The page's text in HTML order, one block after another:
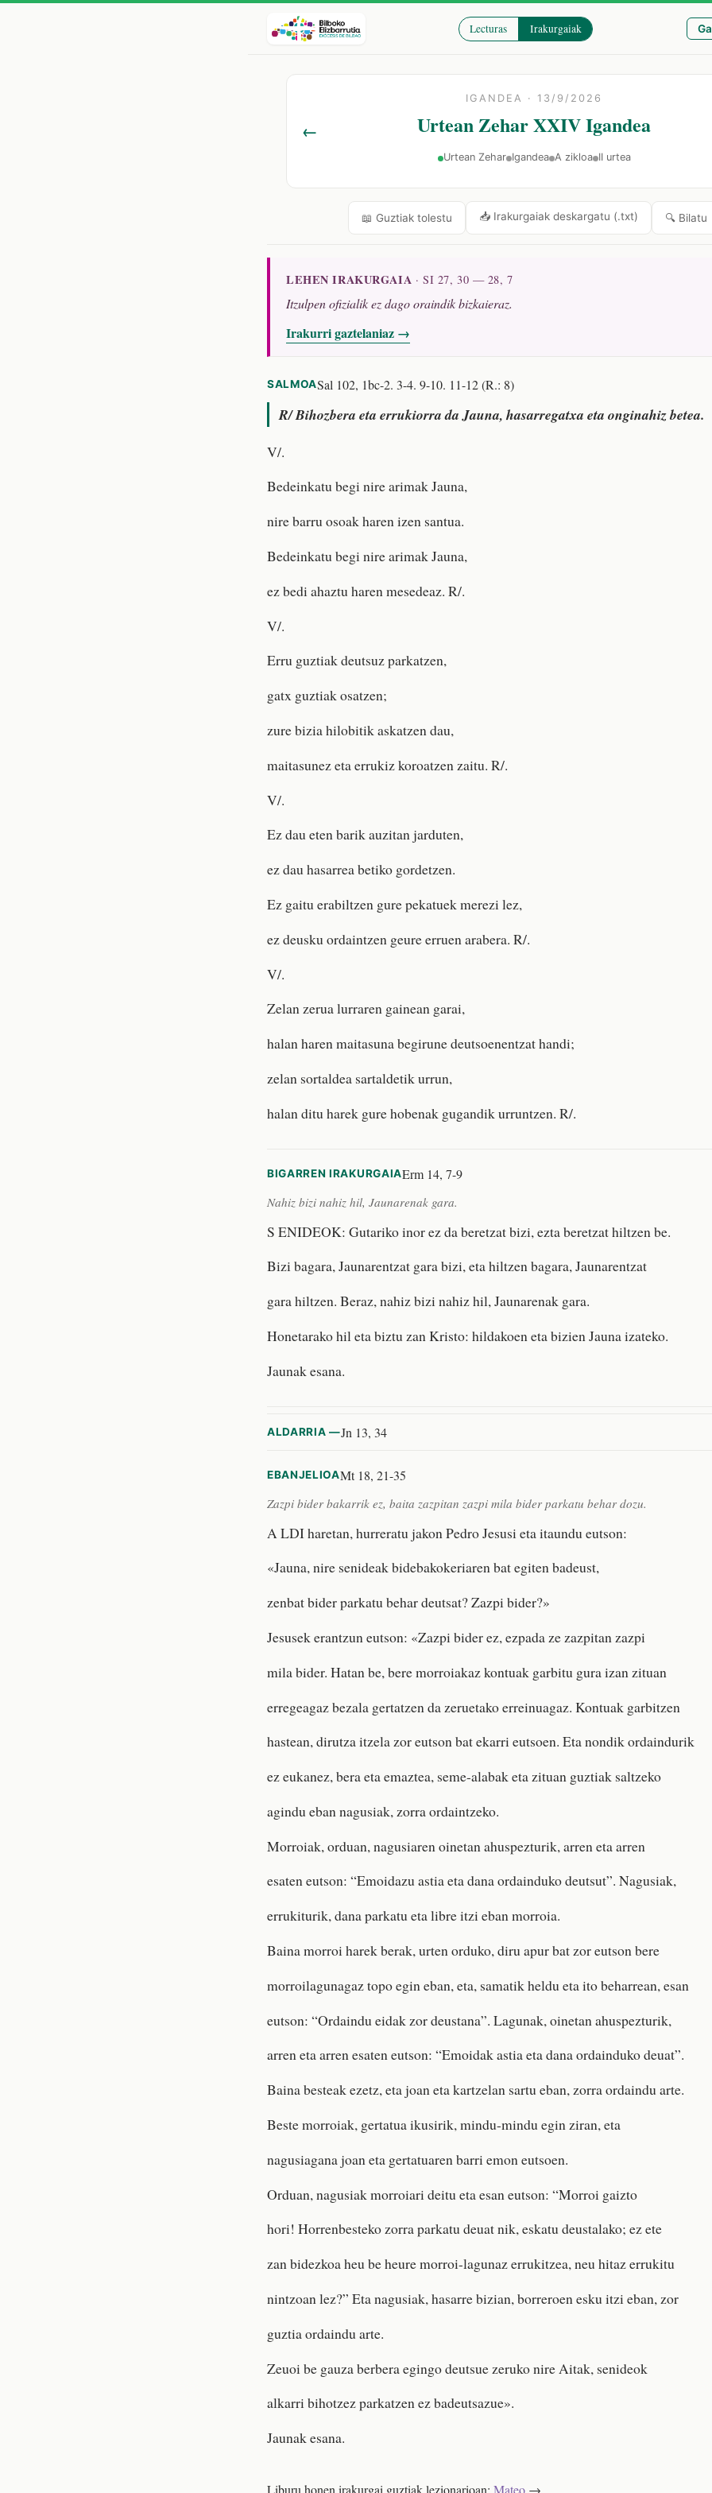
Lecturas Irakurgaiak
←
IGANDEA · 13/9/2026
Urtean Zehar XXIV Igandea
Urtean Zehar Igandea A zikloa II urtea
📖 Guztiak tolestu 📥 Irakurgaiak deskargatu (.txt) 🔍 Bilatu
LEHEN IRAKURGAIA · SI 27, 30 — 28, 7
Itzulpen ofizialik ez dago oraindik bizkaieraz.
Irakurri gaztelaniaz →
SALMOASal 102, 1bc-2. 3-4. 9-10. 11-12 (R.: 8)
R/Bihozbera eta errukiorra da Jauna, hasarregatxa eta onginahiz betea.
V/.
Bedeinkatu begi nire arimak Jauna,
nire barru osoak haren izen santua.
Bedeinkatu begi nire arimak Jauna,
ez bedi ahaztu haren mesedeaz. R/.
V/.
Erru guztiak deutsuz parkatzen,
gatx guztiak osatzen;
zure bizia hilobitik askatzen dau,
maitasunez eta errukiz koroatzen zaitu. R/.
V/.
Ez dau eten barik auzitan jarduten,
ez dau hasarrea betiko gordetzen.
Ez gaitu erabiltzen gure pekatuek merezi lez,
ez deusku ordaintzen geure erruen arabera. R/.
V/.
Zelan zerua lurraren gainean garai,
halan haren maitasuna begirune deutsoenentzat handi;
zelan sortaldea sartaldetik urrun,
halan ditu harek gure hobenak gugandik urruntzen. R/.
BIGARREN IRAKURGAIAErm 14, 7-9
Nahiz bizi nahiz hil, Jaunarenak gara.
S ENIDEOK: Gutariko inor ez da beretzat bizi, ezta beretzat hiltzen be.
Bizi bagara, Jaunarentzat gara bizi, eta hiltzen bagara, Jaunarentzat
gara hiltzen. Beraz, nahiz bizi nahiz hil, Jaunarenak gara.
Honetarako hil eta biztu zan Kristo: hildakoen eta bizien Jauna izateko.
Jaunak esana.
ALDARRIA —Jn 13, 34
EBANJELIOAMt 18, 21-35
Zazpi bider bakarrik ez, baita zazpitan zazpi mila bider parkatu behar dozu.
A LDI haretan, hurreratu jakon Pedro Jesusi eta itaundu eutson:
«Jauna, nire senideak bidebakokeriaren bat egiten badeust,
zenbat bider parkatu behar deutsat? Zazpi bider?»
Jesusek erantzun eutson: «Zazpi bider ez, ezpada ze zazpitan zazpi
mila bider. Hatan be, bere morroiakaz kontuak garbitu gura izan zituan
erregeagaz bezala gertatzen da zeruetako erreinuagaz. Kontuak garbitzen
hastean, dirutza itzela zor eutson bat ekarri eutsoen. Eta nondik ordaindurik
ez eukanez, bera eta emaztea, seme-alabak eta zituan guztiak saltzeko
agindu eban nagusiak, zorra ordaintzeko.
Morroiak, orduan, nagusiaren oinetan ahuspezturik, arren eta arren
esaten eutson: “Emoidazu astia eta dana ordainduko deutsut”. Nagusiak,
errukiturik, dana parkatu eta libre itzi eban morroia.
Baina morroi harek berak, urten orduko, diru apur bat zor eutson bere
morroilagunagaz topo egin eban, eta, samatik heldu eta ito beharrean, esan
eutson: “Ordaindu eidak zor deustana”. Lagunak, oinetan ahuspezturik,
arren eta arren esaten eutson: “Emoidak astia eta dana ordainduko deuat”.
Baina besteak ezetz, eta joan eta kartzelan sartu eban, zorra ordaindu arte.
Beste morroiak, gertatua ikusirik, mindu-mindu egin ziran, eta
nagusiagana joan eta gertatuaren barri emon eutsoen.
Orduan, nagusiak morroiari deitu eta esan eutson: “Morroi gaizto
hori! Horrenbesteko zorra parkatu deuat nik, eskatu deustalako; ez ete
zan bidezkoa heu be heure morroi-lagunaz errukitzea, neu hitaz errukitu
nintzoan lez?” Eta nagusiak, hasarre bizian, borreroen esku itzi eban, zor
guztia ordaindu arte.
Zeuoi be gauza berbera egingo deutsue zeruko nire Aitak, senideok
alkarri bihotzez parkatzen ez badeutsazue».
Jaunak esana.
Liburu honen irakurgai guztiak lezionarioan: Mateo →